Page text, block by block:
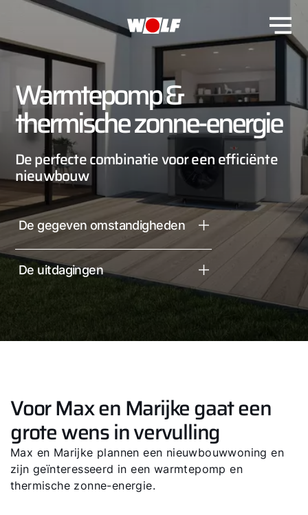
Warmtepomp &
thermische zonne-energie
De perfecte combinatie voor een efficiënte
nieuwbouw
De gegeven omstandigheden
De uitdagingen
Voor Max en Marijke gaat een
grote wens in vervulling
Max en Marijke plannen een nieuwbouwwoning en
zijn geïnteresseerd in een warmtepomp en
thermische zonne-energie.